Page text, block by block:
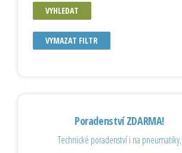
VYHLEDAT
VYMAZAT FILTR
Poradenství ZDARMA!
Technické poradenství i na pneumatiky,